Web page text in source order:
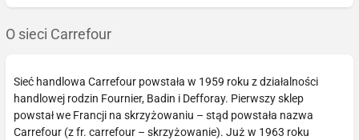
O sieci Carrefour
Sieć handlowa Carrefour powstała w 1959 roku z działalności
handlowej rodzin Fournier, Badin i Defforay. Pierwszy sklep
powstał we Francji na skrzyżowaniu – stąd powstała nazwa
Carrefour (z fr. carrefour – skrzyżowanie). Już w 1963 roku